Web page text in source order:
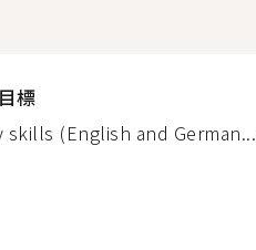
標
skills (English and German...